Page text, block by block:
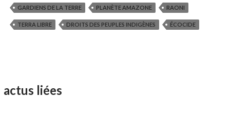
GARDIENS DE LA TERRE PLANÈTE AMAZONE RAONI
TERRA LIBRE DROITS DES PEUPLES INDIGÈNES ÉCOCIDE
actus liées